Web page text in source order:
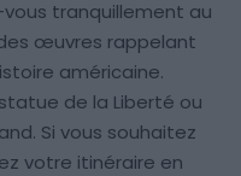
vous tranquillement au
œuvres rappelant
américaine.
de la Liberté ou
Si vous souhaitez
votre itinéraire en